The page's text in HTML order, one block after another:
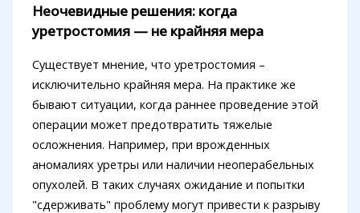
Неочевидные решения: когда
уретростомия — не крайняя мера
Существует мнение, что уретростомия –
исключительно крайняя мера. На практике же
бывают ситуации, когда раннее проведение этой
операции может предотвратить тяжелые
осложнения. Например, при врожденных
аномалиях уретры или наличии неоперабельных
опухолей. В таких случаях ожидание и попытки
"сдерживать" проблему могут привести к разрыву